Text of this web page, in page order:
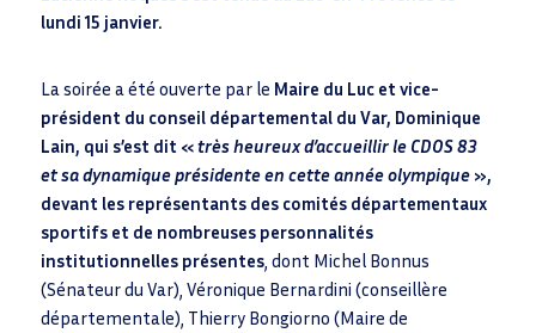
lundi 15 janvier.
La soirée a été ouverte par le Maire du Luc et vice-
président du conseil départemental du Var, Dominique
Lain, qui s’est dit «très heureux d’accueillir le CDOS 83
et sa dynamique présidente en cette année olympique »,
devant les représentants des comités départementaux
sportifs et de nombreuses personnalités
institutionnelles présentes , dont Michel Bonnus
(Sénateur du Var), Véronique Bernardini (conseillère
départementale), Thierry Bongiorno (Maire de